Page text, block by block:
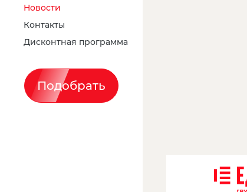
Новости
Контакты
Дисконтная программа
Подобрать